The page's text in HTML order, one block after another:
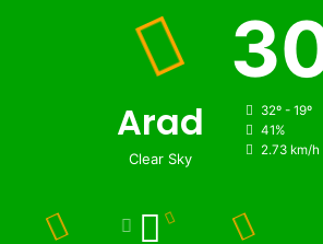
Arad
Clear Sky
32º - 19º
41%
2.73 km/h